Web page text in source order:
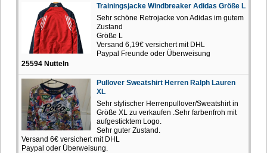
Trainingsjacke Windbreaker Adidas Größe L
Sehr schöne Retrojacke von Adidas im gutem
Zustand
Größe L
Versand 6,19€ versichert mit DHL
Paypal Freunde oder Überweisung
25594 Nutteln
Pullover Sweatshirt Herren Ralph Lauren
XL
Sehr stylischer Herrenpullover/Sweatshirt in
Größe XL zu verkaufen .Sehr farbenfroh mit
aufgesticktem Logo.
Sehr guter Zustand.
Versand 6€ versichert mit DHL
Paypal oder Überweisung.